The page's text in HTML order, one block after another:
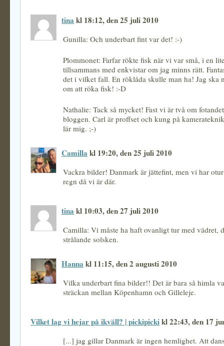
tina kl 18:12, den 25 juli 2010
Gunilla: Och underbart fint var det! :-)
Plommonet: Farfar rökte fisk när vi var små, i en
tillsammans med enkvistar om jag minns rätt.
det i vilket fall. En röklåda skulle man ha! Jag ska
om att röka fisk! :-D
Nathalie: Tack så mycket! Fast vi är två om
bloggen. Carl är proffset och kung på
lär mig. ;-)
Camilla kl 19:20, den 25 juli 2010
Vackra bilder! Danmark är jättefint, men vi har
regn då vi är där.
tina kl 10:03, den 27 juli 2010
Camilla: Vi måste ha haft ovanligt tur med vädret,
strålande solsken.
Hanna kl 11:15, den 2 augusti 2010
Vilka underbart fina bilder!! Det är bara så himla
sträckan mellan Köpenhamn och Gilleleje.
Vilket lag vi hejar på ikväll? | pickipickikl 22:43, den 17
[...] jag gillar Danmark är ingen hemlighet. Att